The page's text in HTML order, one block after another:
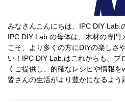
みなさんこんにちは、IPC DIY Lab.
IPC DIY Lab.の母体は、木材の専門
こそ、より多くの方にDIYの楽しさ
い！IPC DIY Lab.はこれからも、プ
くご提供し、的確なレシピや情報を
皆さんの生活がより豊かになるよう